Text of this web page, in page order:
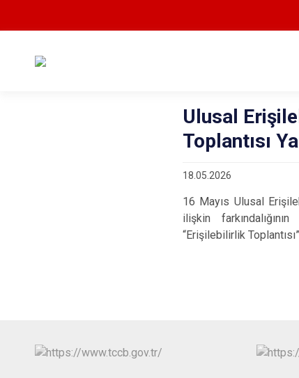
Ulusal
Toplantısı
18.05.2026
16 Mayıs Ulusal
ilişkin
“Erişilebilirlik